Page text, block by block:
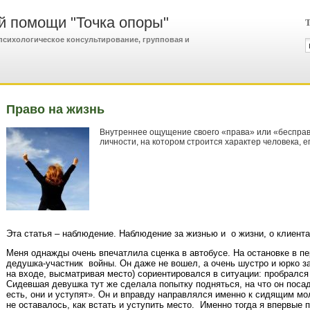
помощи "Точка опоры"
консультирование, групповая и
Право на жизнь
Внутреннее ощущение своего «права» или
личности, на котором строится характер человека,
Эта статья – наблюдение. Наблюдение за жизнью и о жизни, о
Меня однажды очень впечатлила сценка в автобусе. На остановке в
дедушка-участник войны. Он даже не вошел, а очень шустро и юрко
на входе, высматривая место) сориентировался в ситуации:
Сидевшая девушка тут же сделала попытку подняться, на что он
есть, они и уступят». Он и вправду направлялся именно к сидящим
не оставалось, как встать и уступить место. Именно тогда я